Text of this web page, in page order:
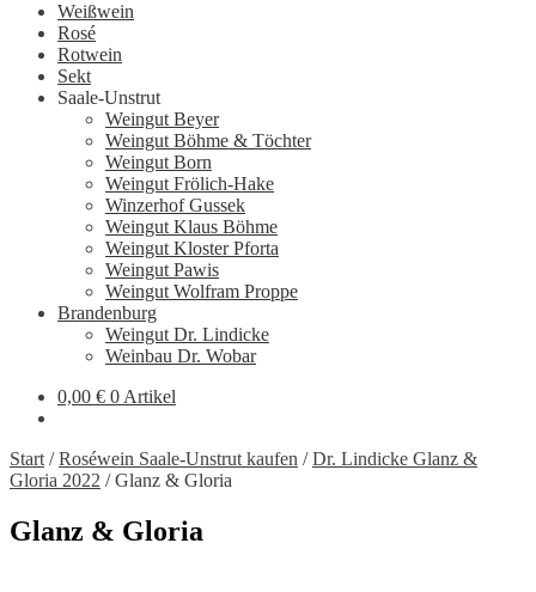
Weißwein
Rosé
Rotwein
Sekt
Saale-Unstrut
Weingut Beyer
Weingut Böhme & Töchter
Weingut Born
Weingut Frölich-Hake
Winzerhof Gussek
Weingut Klaus Böhme
Weingut Kloster Pforta
Weingut Pawis
Weingut Wolfram Proppe
Brandenburg
Weingut Dr. Lindicke
Weinbau Dr. Wobar
0,00 € 0 Artikel
Start /Roséwein Saale-Unstrut kaufen /Dr. Lindicke Glanz &
Gloria 2022 /Glanz & Gloria
Glanz & Gloria